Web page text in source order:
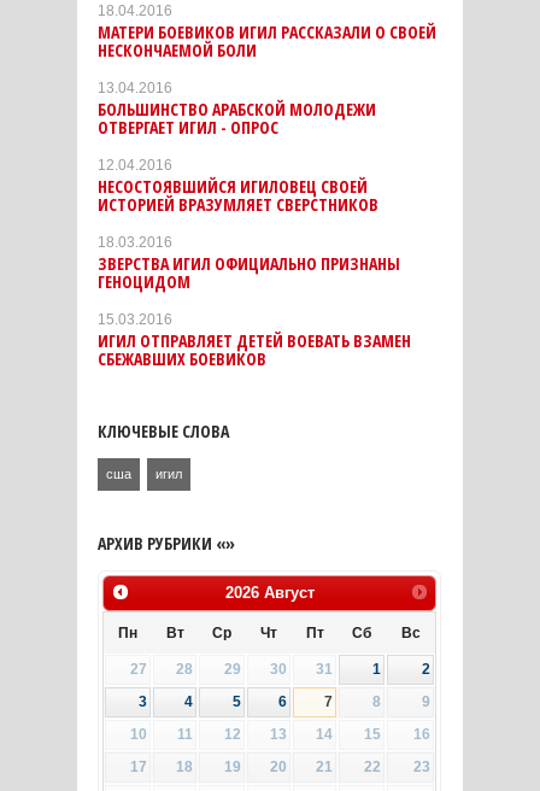
18.04.2016
МАТЕРИ БОЕВИКОВ ИГИЛ РАССКАЗАЛИ О СВОЕЙ
НЕСКОНЧАЕМОЙ БОЛИ
13.04.2016
БОЛЬШИНСТВО АРАБСКОЙ МОЛОДЕЖИ
ОТВЕРГАЕТ ИГИЛ - ОПРОС
12.04.2016
НЕСОСТОЯВШИЙСЯ ИГИЛОВЕЦ СВОЕЙ
ИСТОРИЕЙ ВРАЗУМЛЯЕТ СВЕРСТНИКОВ
18.03.2016
ЗВЕРСТВА ИГИЛ ОФИЦИАЛЬНО ПРИЗНАНЫ
ГЕНОЦИДОМ
15.03.2016
ИГИЛ ОТПРАВЛЯЕТ ДЕТЕЙ ВОЕВАТЬ ВЗАМЕН
СБЕЖАВШИХ БОЕВИКОВ
КЛЮЧЕВЫЕ СЛОВА
сша игил
АРХИВ РУБРИКИ «»
2026 Август
Пн Вт Ср Чт Пт Сб Вс
27 28 29 30 31 1
2
3
4 5 6 7 8
9
10
11 12 13 14 15
16
17
18 19 20 21 22
23